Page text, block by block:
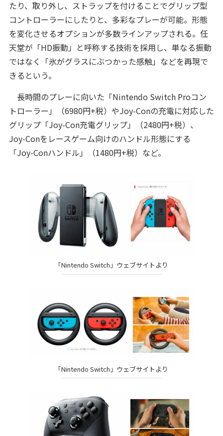
たり、取り外し、ストラップを付けることでグリップ型
コントローラーにしたりと、多彩なプレーが可能。形態
を変化させるオプションが多数ラインアップされる。任
天堂が「HD振動」と呼称する技術を採用し、単なる振動
ではなく「氷がグラスにぶつかった感触」などを再現で
きるという。
長時間のプレーに向いた「Nintendo Switch Proコン
トローラー」（6980円+税）やJoy-Conの充電に対応した
グリップ「Joy-Con充電グリップ」（2480円+税）、
Joy-Conをレースゲーム向けのハンドル形態にする
「Joy-Conハンドル」（1480円+税）など。
「Nintendo Switch」ウェブサイトより
「Nintendo Switch」ウェブサイトより